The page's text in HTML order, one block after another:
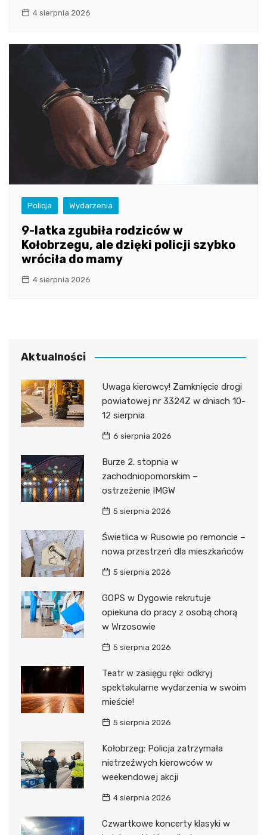
4 sierpnia 2026
Policja Wydarzenia
9-latka zgubiła rodziców w
Kołobrzegu, ale dzięki policji szybko
wróciła do mamy
4 sierpnia 2026
Aktualności
Uwaga kierowcy! Zamknięcie drogi
powiatowej nr 3324Z w dniach 10-
12 sierpnia
6 sierpnia 2026
Burze 2. stopnia w
zachodniopomorskim –
ostrzeżenie IMGW
5 sierpnia 2026
Świetlica w Rusowie po remoncie –
nowa przestrzeń dla mieszkańców
5 sierpnia 2026
GOPS w Dygowie rekrutuje
opiekuna do pracy z osobą chorą
w Wrzosowie
5 sierpnia 2026
Teatr w zasięgu ręki: odkryj
spektakularne wydarzenia w swoim
mieście!
5 sierpnia 2026
Kołobrzeg: Policja zatrzymała
nietrzeźwych kierowców w
weekendowej akcji
4 sierpnia 2026
Czwartkowe koncerty klasyki w